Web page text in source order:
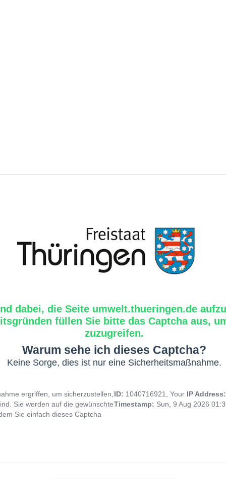
dabei, die Seite umwelt.thueringen.de
füllen Sie bitte das Captcha aus,
zuzugreifen.
Warum sehe ich dieses Captcha?
Keine Sorge, dies ist nur eine Sicherheitsmaßnahme.
ergriffen, um sicherzustellen,
Sie werden auf die gewünschte
Sie einfach dieses Captcha
ID: 1040716921, Your IP
Timestamp: Sun, 9 Aug 2026